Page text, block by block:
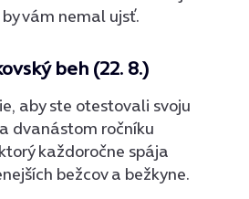
vám nemal ujsť.
beh (22. 8.)
aby ste otestovali svoju
dvanástom ročníku
každoročne spája
bežcov a bežkyne.